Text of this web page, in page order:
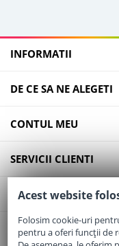
INFORMATII
DE CE SA NE ALEGETI
CONTUL MEU
SERVICII CLIENTI
CONTACT
Email:
Acest website
Folosim cookie-uri
pentru a oferi funcții de